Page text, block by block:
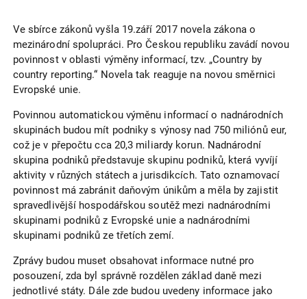
Ve sbírce zákonů vyšla 19.září 2017 novela zákona o
mezinárodní spolupráci. Pro Českou republiku zavádí novou
povinnost v oblasti výměny informací, tzv. „Country by
country reporting.“ Novela tak reaguje na novou směrnici
Evropské unie.
Povinnou automatickou výměnu informací o nadnárodních
skupinách budou mít podniky s výnosy nad 750 miliónů eur,
což je v přepočtu cca 20,3 miliardy korun. Nadnárodní
skupina podniků představuje skupinu podniků, která vyvíjí
aktivity v různých státech a jurisdikcích. Tato oznamovací
povinnost má zabránit daňovým únikům a měla by zajistit
spravedlivější hospodářskou soutěž mezi nadnárodními
skupinami podniků z Evropské unie a nadnárodními
skupinami podniků ze třetích zemí.
Zprávy budou muset obsahovat informace nutné pro
posouzení, zda byl správně rozdělen základ daně mezi
jednotlivé státy. Dále zde budou uvedeny informace jako